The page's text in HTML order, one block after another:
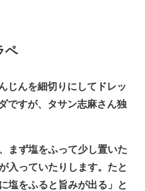
ペ
じんを細切りにしてドレッ
ですが、タサン志麻さん独
まず塩をふって少し置いた
入っていたりします。たと
塩をふると旨みが出る」と